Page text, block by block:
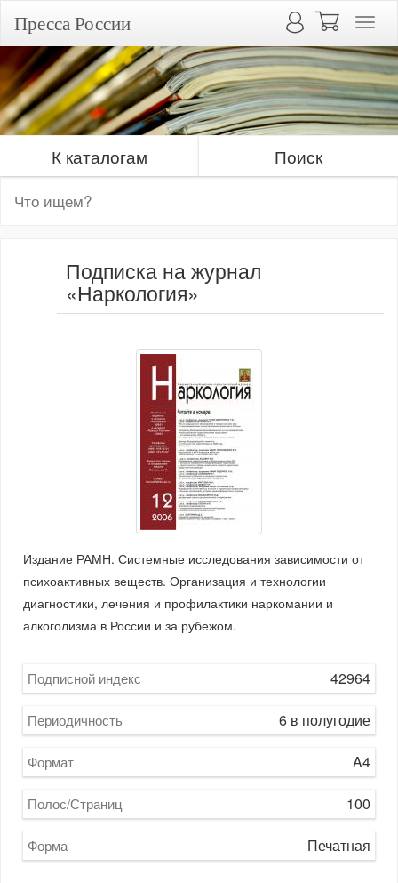
Пресса России
К каталогам Поиск
Подписка на журнал
«Наркология»
Издание РАМН. Системные исследования зависимости от
психоактивных веществ. Организация и технологии
диагностики, лечения и профилактики наркомании и
алкоголизма в России и за рубежом.
Подписной индекс 42964
Периодичность 6 в полугодие
Формат A4
Полос/Страниц 100
Форма Печатная